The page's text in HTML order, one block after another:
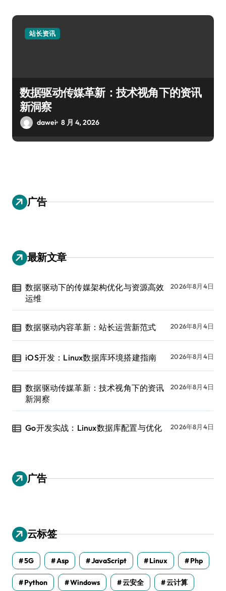
站长资讯
数据驱动传媒革新：技术视角下的资讯
新洞察
dawei 8 月 4, 2026
广告
最新文章
数据驱动下的传媒架构优化与资源高效
运维
2026年8月4日
数据驱动内容革新：站长运营新范式 2026年8月4日
iOS开发：Linux数据库环境搭建指南 2026年8月4日
数据驱动传媒革新：技术视角下的资讯
新洞察
2026年8月4日
Go开发实战：Linux数据库配置与优化 2026年8月4日
广告
云标签
5G Asp JavaScript Linux Php
Python Windows 云安全 云计算